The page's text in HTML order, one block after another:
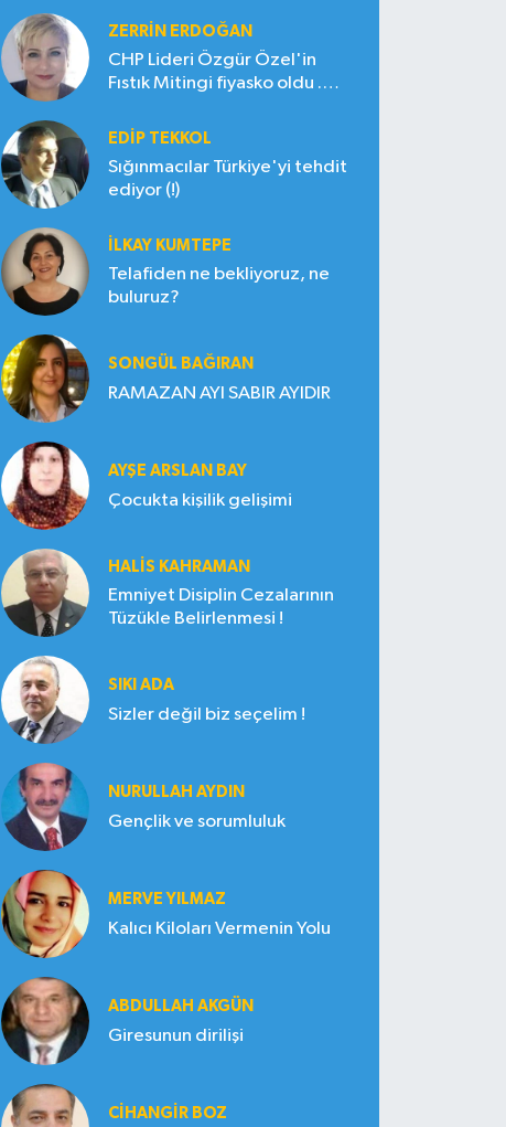
ZERRIN ERDOĞAN
CHP Lideri Özgür Özel'in
Fıstık Mitingi fiyasko oldu .
EDIP TEKKOL
Sığınmacılar Türkiye'yi tehdit
ediyor (!)
İLKAY KUMTEPE
Telafiden ne bekliyoruz, ne
buluruz?
SONGÜL BAĞIRAN
RAMAZAN AYI SABIR AYIDIR
AYŞE ARSLAN BAY
Çocukta kişilik gelişimi
HALIS KAHRAMAN
Emniyet Disiplin Cezalarının
Tüzükle Belirlenmesi !
SIKI ADA
Sizler değil biz seçelim !
NURULLAH AYDIN
Gençlik ve sorumluluk
MERVE YILMAZ
Kalıcı Kiloları Vermenin Yolu
ABDULLAH AKGÜN
Giresunun dirilişi
CIHANGIR BOZ